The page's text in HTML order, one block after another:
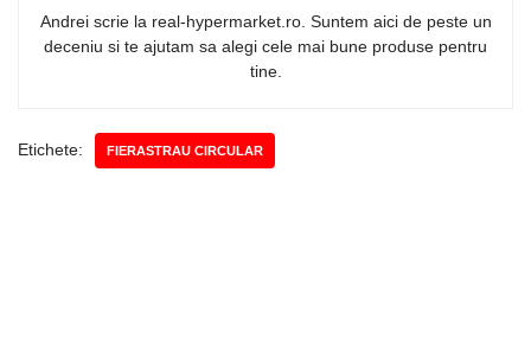
Andrei scrie la real-hypermarket.ro. Suntem aici de peste un
deceniu si te ajutam sa alegi cele mai bune produse pentru
tine.
Etichete: FIERASTRAU CIRCULAR